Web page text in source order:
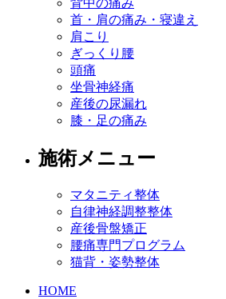
背中の痛み
首・肩の痛み・寝違え
肩こり
ぎっくり腰
頭痛
坐骨神経痛
産後の尿漏れ
膝・足の痛み
施術メニュー
マタニティ整体
自律神経調整整体
産後骨盤矯正
腰痛専門プログラム
猫背・姿勢整体
HOME